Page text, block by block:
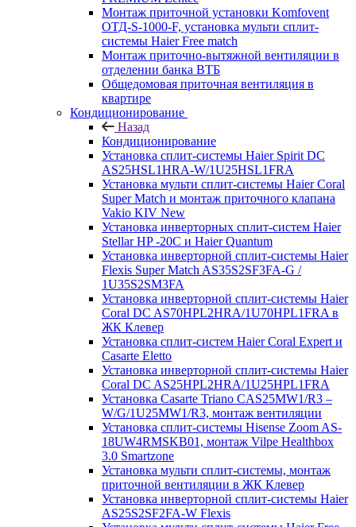
Монтаж приточной установки Komfovent
ОТД-S-1000-F, установка мульти сплит-
системы Haier Free match
Монтаж приточно-вытяжной вентиляции в
отделении банка ВТБ
Общедомовая приточная вентиляция в
квартире
Кондиционирование
Назад
Кондиционирование
Установка сплит-системы Haier Spirit DC
AS25HSL1HRA-W/1U25HSL1FRA
Установка мульти сплит-системы Haier Coral
Super Match и монтаж приточного клапана
Vakio KIV New
Установка инверторных сплит-систем Haier
Stellar HP -20С и Haier Quantum
Установка инверторной сплит-системы Haier
Flexis Super Match AS35S2SF3FA-G /
1U35S2SM3FA
Установка инверторной сплит-системы Haier
Coral DC AS70HPL2HRA/1U70HPL1FRA в
ЖК Клевер
Установка сплит-систем Haier Coral Expert и
Casarte Eletto
Установка инверторной сплит-системы Haier
Coral DC AS25HPL2HRA/1U25HPL1FRA
Установка Casarte Triano CAS25MW1/R3 –
W/G/1U25MW1/R3, монтаж вентиляции
Установка сплит-системы Hisense Zoom AS-
18UW4RMSKB01, монтаж Vilpe Healthbox
3.0 Smartzone
Установка мульти сплит-системы, монтаж
приточной вентиляции в ЖК Клевер
Установка инверторной сплит-системы Haier
AS25S2SF2FA-W Flexis